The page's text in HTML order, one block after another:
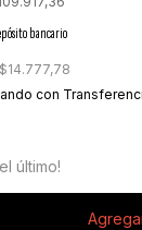
bancario
$14.777,78
con
último!